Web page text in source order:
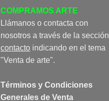
COMPRAMOS ARTE
Llámanos o contacta con
nosotros a través de la sección
contacto indicando en el tema
"Venta de arte".
Términos y Condiciones
Generales de Venta